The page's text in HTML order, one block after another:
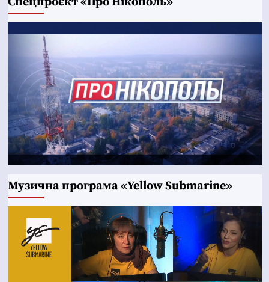
Музична програма «Yellow Submarine»